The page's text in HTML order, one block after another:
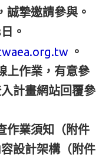
誠摯邀請參與。
。
。
上作業，有意參
計畫網站回覆參
作業須知（附件
設計架構（附件